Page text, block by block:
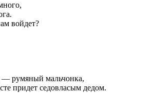
войдет?
— румяный мальчонка,
придет седовласым дедом.